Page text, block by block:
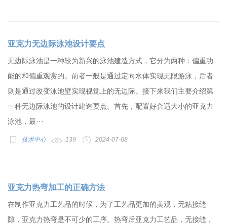
亚克力无边际泳池设计要点
无边际泳池是一种较为新兴的泳池建造方式，它分为两种：偏重功
能的和偏重观赏的。前者一般是通过定向水体实现无限游泳，后者
则是通过改变泳池壁实现视觉上的无边际。接下来我们主要介绍第
一种无边际泳池的设计建造要点。首先，配置好合适大小的亚克力
泳池，最···
技术中心 139 2024-07-08
亚克力热弯加工的正确方法
在制作亚克力工艺品的时候，为了工艺品更加的美观，无粘接缝
隙，亚克力热弯是不可少的工序。热弯后亚克力工艺品，无接缝，